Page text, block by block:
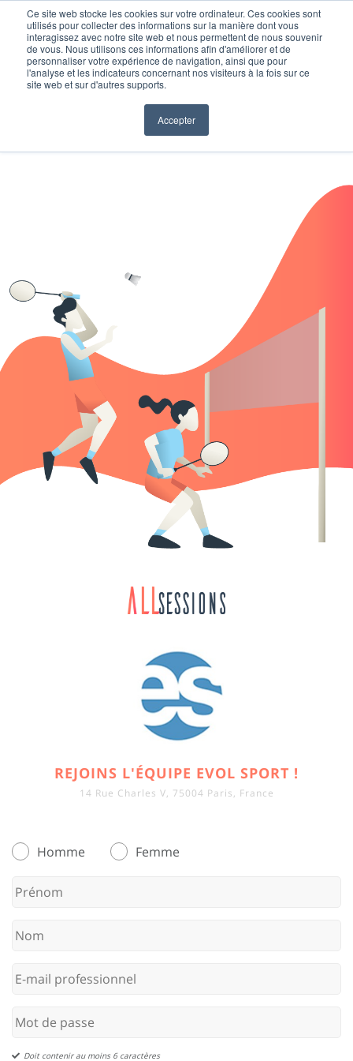
Ce site web stocke les cookies sur votre ordinateur. Ces cookies sont
utilisés pour collecter des informations sur la manière dont vous
interagissez avec notre site web et nous permettent de nous souvenir
de vous. Nous utilisons ces informations afin d'améliorer et de
personnaliser votre expérience de navigation, ainsi que pour
l'analyse et les indicateurs concernant nos visiteurs à la fois sur ce
site web et sur d'autres supports.
Accepter
REJOINS L'ÉQUIPE EVOL SPORT !
14 Rue Charles V, 75004 Paris, France
Homme Femme
Doit contenir au moins 6 caractères